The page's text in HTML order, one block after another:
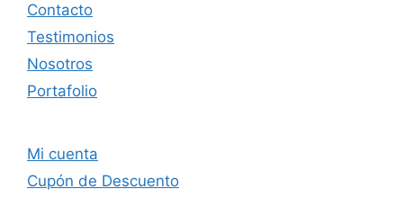
Contacto
Testimonios
Nosotros
Portafolio
Mi cuenta
Cupón de Descuento